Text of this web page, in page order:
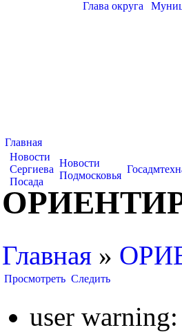
Глава округа
Главная
Новости
Сергиева
Посада
Новости
Подмосковья
Главная »
Просмотреть Следить
user warning: